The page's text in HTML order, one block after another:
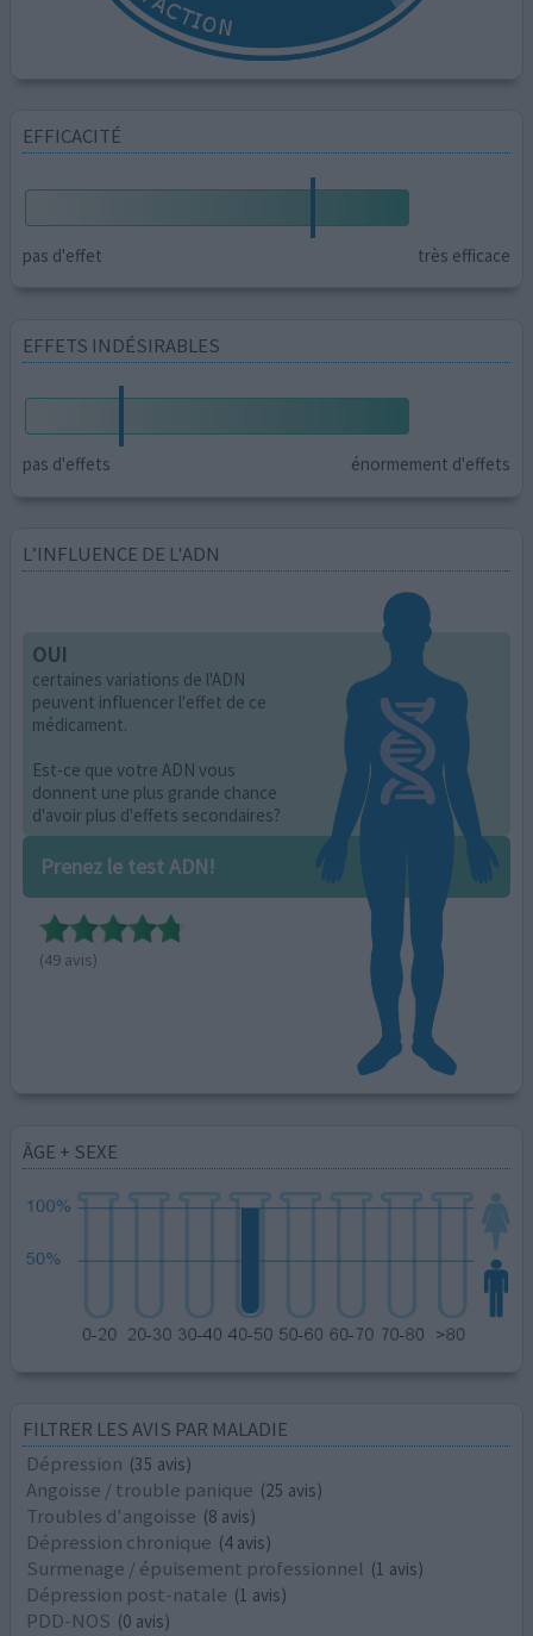
EFFICACITÉ
pas d'effet très efficace
EFFETS INDÉSIRABLES
pas d'effets énormement d'effets
L’INFLUENCE DE L'ADN
OUI
certaines variations de l'ADN
peuvent influencer l'effet de ce
médicament.
Est-ce que votre ADN vous
donnent une plus grande chance
d'avoir plus d'effets secondaires?
Prenez le test ADN!
(49 avis)
ÂGE + SEXE
FILTRER LES AVIS PAR MALADIE
Dépression (35 avis)
Angoisse / trouble panique (25 avis)
Troubles d'angoisse (8 avis)
Dépression chronique (4 avis)
Surmenage / épuisement professionnel (1 avis)
Dépression post-natale (1 avis)
PDD-NOS (0 avis)